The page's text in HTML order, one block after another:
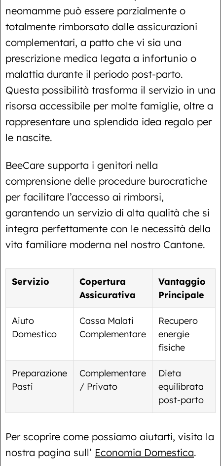
neomamme può essere parzialmente o
totalmente rimborsato dalle assicurazioni
complementari, a patto che vi sia una
prescrizione medica legata a infortunio o
malattia durante il periodo post-parto.
Questa possibilità trasforma il servizio in una
risorsa accessibile per molte famiglie, oltre a
rappresentare una splendida idea regalo per
le nascite.
BeeCare supporta i genitori nella
comprensione delle procedure burocratiche
per facilitare l’accesso ai rimborsi,
garantendo un servizio di alta qualità che si
integra perfettamente con le necessità della
vita familiare moderna nel nostro Cantone.
Servizio
Copertura
Assicurativa
Vantaggio
Principale
Aiuto
Domestico
Cassa Malati
Complementare
Recupero
energie
fisiche
Preparazione
Pasti
Complementare
/ Privato
Dieta
equilibrata
post-parto
Per scoprire come possiamo aiutarti, visita la
nostra pagina sull’ Economia Domestica.